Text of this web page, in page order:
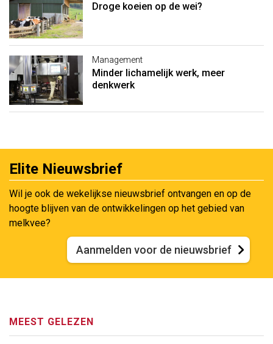
Droge koeien op de wei?
Management
Minder lichamelijk werk, meer
denkwerk
Elite Nieuwsbrief
Wil je ook de wekelijkse nieuwsbrief ontvangen en op de
hoogte blijven van de ontwikkelingen op het gebied van
melkvee?
Aanmelden voor de nieuwsbrief
MEEST GELEZEN